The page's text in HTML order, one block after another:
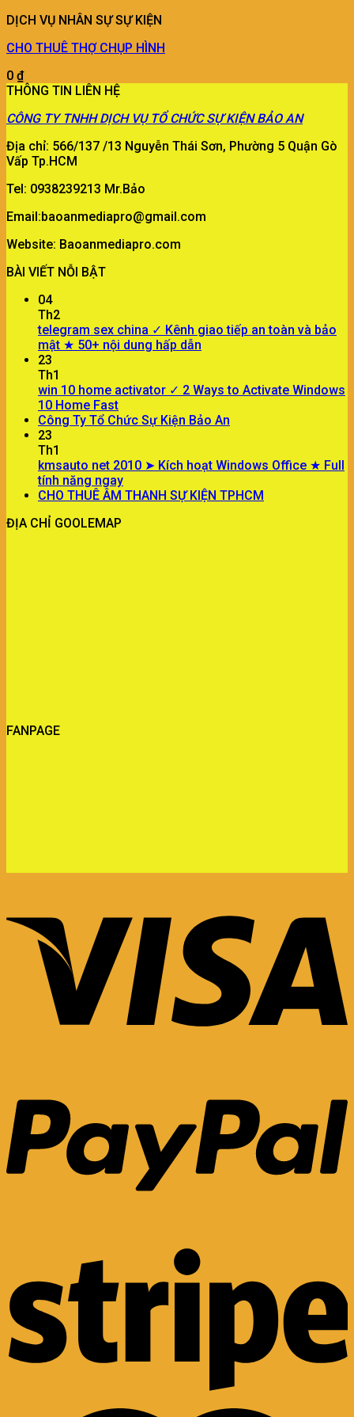
DỊCH VỤ NHÂN SỰ SỰ KIỆN
CHO THUÊ THỢ CHỤP HÌNH
0 ₫
THÔNG TIN LIÊN HỆ
CÔNG TY TNHH DỊCH VỤ TỔ CHỨC SỰ KIỆN BẢO AN
Địa chỉ: 566/137 /13 Nguyễn Thái Sơn, Phường 5 Quận Gò
Vấp Tp.HCM
Tel: 0938239213 Mr.Bảo
Email:baoanmediapro@gmail.com
Website: Baoanmediapro.com
BÀI VIẾT NỖI BẬT
04
Th2
telegram sex china ✓ Kênh giao tiếp an toàn và bảo
mật ★ 50+ nội dung hấp dẫn
23
Th1
win 10 home activator ✓ 2 Ways to Activate Windows
10 Home Fast
Công Ty Tổ Chức Sự Kiện Bảo An
23
Th1
kmsauto net 2010 ➤ Kích hoạt Windows Office ★ Full
tính năng ngay
CHO THUÊ ÂM THANH SỰ KIỆN TPHCM
ĐỊA CHỈ GOOLEMAP
FANPAGE